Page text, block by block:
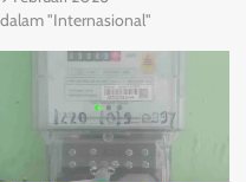
dalam "Internasional"